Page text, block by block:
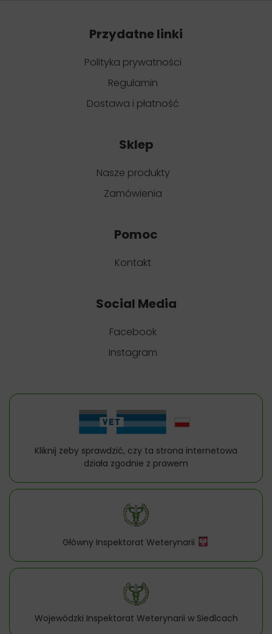
Przydatne linki
Polityka prywatności
Regulamin
Dostawa i płatność
Sklep
Nasze produkty
Zamówienia
Pomoc
Kontakt
Social Media
Facebook
Instagram
Kliknij żeby sprawdzić, czy ta strona internetowa
działa zgodnie z prawem
Główny Inspektorat Weterynarii
Wojewódzki Inspektorat Weterynarii w Siedlcach